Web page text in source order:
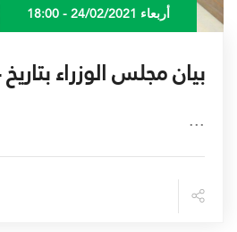
أربعاء 24/02/2021 - 18:00
بيان مجلس الوزراء بتاريخ 24 فبراير 2021
...